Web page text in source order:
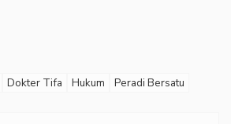
Dokter Tifa Hukum
Peradi Bersatu